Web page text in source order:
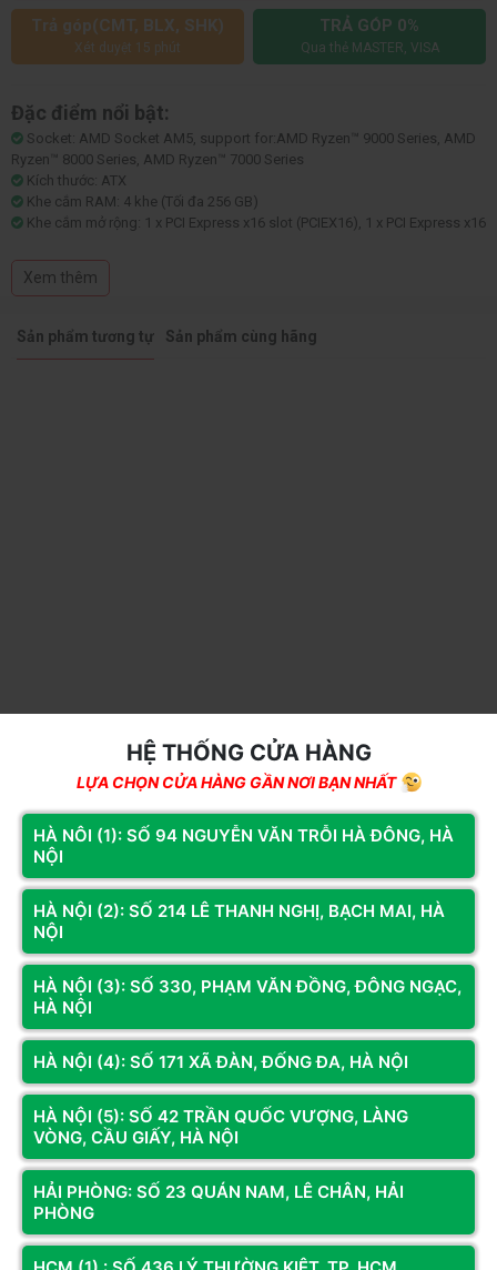
Trả góp(CMT, BLX, SHK)
Xét duyệt 15 phút
TRẢ GÓP 0%
Qua thẻ MASTER, VISA
Đặc điểm nổi bật:
Socket: AMD Socket AM5, support for:AMD Ryzen™ 9000 Series, AMD
Ryzen™ 8000 Series, AMD Ryzen™ 7000 Series
Kích thước: ATX
Khe cắm RAM: 4 khe (Tối đa 256 GB)
Khe cắm mở rộng: 1 x PCI Express x16 slot (PCIEX16), 1 x PCI Express x16
slot, supporting PCIe 3.0 and running at x2 (PCIEX2)
Khe cắm ổ cứng: 1 x M.2 connector, 2 x M.2 connectors, 1 x M.2
Xem thêm
Sản phẩm tương tự Sản phẩm cùng hãng
THÔNG SỐ KỸ THUẬT
Sản phẩm Bo mạch chủ
Tên Hãng Gigabyte
Model X870 AORUS ELITE WIFI7
CPU hỗ trợ AMD
Chipset AMD X870
Support for DDR5 8000(OC) / 7800(OC) /
7600(OC) / 7200(OC) / 7000(OC) / 6800(OC) /
6666(OC) / 6600(OC) / 6400(OC) / 6200(OC) /
MT/s memory modules
4 x DDR5 DIMM sockets supporting up to 256
HỆ THỐNG CỬA HÀNG
LỰA CHỌN CỬA HÀNG GẦN NƠI BẠN NHẤT
HÀ NÔI (1): SỐ 94 NGUYỄN VĂN TRỖI HÀ ĐÔNG, HÀ
NỘI
HÀ NỘI (2): SỐ 214 LÊ THANH NGHỊ, BẠCH MAI, HÀ
NỘI
HÀ NỘI (3): SỐ 330, PHẠM VĂN ĐỒNG, ĐÔNG NGẠC,
HÀ NỘI
HÀ NỘI (4): SỐ 171 XÃ ĐÀN, ĐỐNG ĐA, HÀ NỘI
HÀ NỘI (5): SỐ 42 TRẦN QUỐC VƯỢNG, LÀNG
VÒNG, CẦU GIẤY, HÀ NỘI
HẢI PHÒNG: SỐ 23 QUÁN NAM, LÊ CHÂN, HẢI
PHÒNG